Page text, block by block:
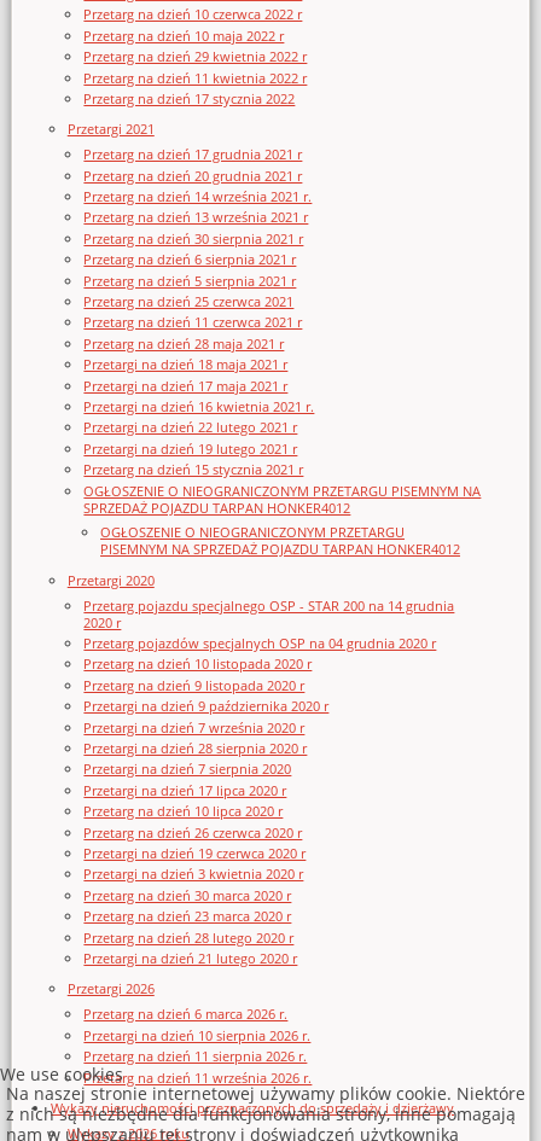
Przetarg na dzień 10 czerwca 2022 r
Przetarg na dzień 10 maja 2022 r
Przetarg na dzień 29 kwietnia 2022 r
Przetarg na dzień 11 kwietnia 2022 r
Przetarg na dzień 17 stycznia 2022
Przetargi 2021
Przetarg na dzień 17 grudnia 2021 r
Przetarg na dzień 20 grudnia 2021 r
Przetarg na dzień 14 września 2021 r.
Przetarg na dzień 13 września 2021 r
Przetarg na dzień 30 sierpnia 2021 r
Przetarg na dzień 6 sierpnia 2021 r
Przetarg na dzień 5 sierpnia 2021 r
Przetarg na dzień 25 czerwca 2021
Przetarg na dzień 11 czerwca 2021 r
Przetarg na dzień 28 maja 2021 r
Przetargi na dzień 18 maja 2021 r
Przetargi na dzień 17 maja 2021 r
Przetargi na dzień 16 kwietnia 2021 r.
Przetargi na dzień 22 lutego 2021 r
Przetargi na dzień 19 lutego 2021 r
Przetarg na dzień 15 stycznia 2021 r
OGŁOSZENIE O NIEOGRANICZONYM PRZETARGU PISEMNYM NA
SPRZEDAŻ POJAZDU TARPAN HONKER4012
OGŁOSZENIE O NIEOGRANICZONYM PRZETARGU
PISEMNYM NA SPRZEDAŻ POJAZDU TARPAN HONKER4012
Przetargi 2020
Przetarg pojazdu specjalnego OSP - STAR 200 na 14 grudnia
2020 r
Przetarg pojazdów specjalnych OSP na 04 grudnia 2020 r
Przetarg na dzień 10 listopada 2020 r
Przetarg na dzień 9 listopada 2020 r
Przetargi na dzień 9 października 2020 r
Przetargi na dzień 7 września 2020 r
Przetargi na dzień 28 sierpnia 2020 r
Przetargi na dzień 7 sierpnia 2020
Przetargi na dzień 17 lipca 2020 r
Przetarg na dzień 10 lipca 2020 r
Przetarg na dzień 26 czerwca 2020 r
Przetargi na dzień 19 czerwca 2020 r
Przetargi na dzień 3 kwietnia 2020 r
Przetarg na dzień 30 marca 2020 r
Przetarg na dzień 23 marca 2020 r
Przetarg na dzień 28 lutego 2020 r
Przetargi na dzień 21 lutego 2020 r
Przetargi 2026
Przetarg na dzień 6 marca 2026 r.
Przetargi na dzień 10 sierpnia 2026 r.
Przetarg na dzień 11 sierpnia 2026 r.
Przetarg na dzień 11 września 2026 r.
Wykazy nieruchomości przeznaczonych do sprzedaży i dzierżawy
Wykazy z 2026 roku
We use cookies
Na naszej stronie internetowej używamy plików cookie. Niektóre
z nich są niezbędne dla funkcjonowania strony, inne pomagają
nam w ulepszaniu tej strony i doświadczeń użytkownika